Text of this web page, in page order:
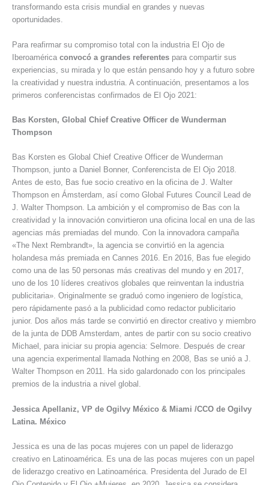
transformando esta crisis mundial en grandes y nuevas
oportunidades.
Para reafirmar su compromiso total con la industria El Ojo de
Iberoamérica convocó a grandes referentes para compartir sus
experiencias, su mirada y lo que están pensando hoy y a futuro sobre
la creatividad y nuestra industria. A continuación, presentamos a los
primeros conferencistas confirmados de El Ojo 2021:
Bas Korsten, Global Chief Creative Officer de Wunderman
Thompson
Bas Korsten es Global Chief Creative Officer de Wunderman
Thompson, junto a Daniel Bonner, Conferencista de El Ojo 2018.
Antes de esto, Bas fue socio creativo en la oficina de J. Walter
Thompson en Ámsterdam, así como Global Futures Council Lead de
J. Walter Thompson. La ambición y el compromiso de Bas con la
creatividad y la innovación convirtieron una oficina local en una de las
agencias más premiadas del mundo. Con la innovadora campaña
«The Next Rembrandt», la agencia se convirtió en la agencia
holandesa más premiada en Cannes 2016. En 2016, Bas fue elegido
como una de las 50 personas más creativas del mundo y en 2017,
uno de los 10 líderes creativos globales que reinventan la industria
publicitaria». Originalmente se graduó como ingeniero de logística,
pero rápidamente pasó a la publicidad como redactor publicitario
junior. Dos años más tarde se convirtió en director creativo y miembro
de la junta de DDB Amsterdam, antes de partir con su socio creativo
Michael, para iniciar su propia agencia: Selmore. Después de crear
una agencia experimental llamada Nothing en 2008, Bas se unió a J.
Walter Thompson en 2011. Ha sido galardonado con los principales
premios de la industria a nivel global.
Jessica Apellaniz, VP de Ogilvy México & Miami /CCO de Ogilvy
Latina. México
Jessica es una de las pocas mujeres con un papel de liderazgo
creativo en Latinoamérica. Es una de las pocas mujeres con un papel
de liderazgo creativo en Latinoamérica. Presidenta del Jurado de El